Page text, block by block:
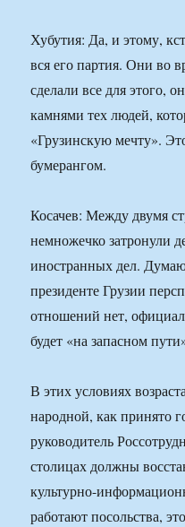
Хубутия: Да, и этому,
вся его партия. Они во
сделали все для этого,
камнями тех людей,
«Грузинскую мечту».
бумерангом.
Косачев: Между двумя
немножечко затронули
иностранных дел.
президенте Грузии
отношений нет,
будет «на запасном
В этих условиях
народной, как принято
руководитель
столицах должны
культурно-
работают посольства,